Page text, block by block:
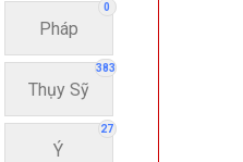
0
Pháp
383
Thụy Sỹ
27
Ý